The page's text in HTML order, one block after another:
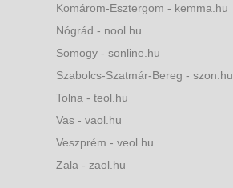
Komárom-Esztergom - kemma.hu
Nógrád - nool.hu
Somogy - sonline.hu
Szabolcs-Szatmár-Bereg - szon.hu
Tolna - teol.hu
Vas - vaol.hu
Veszprém - veol.hu
Zala - zaol.hu